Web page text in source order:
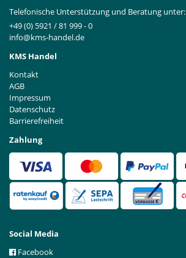
Telefonische Unterstützung und Beratung unter:
+49 (0) 5921 / 81 999 - 0
info@kms-handel.de
KMS Handel
Kontakt
AGB
Impressum
Datenschutz
Barrierefreiheit
Zahlung
Social Media
Facebook